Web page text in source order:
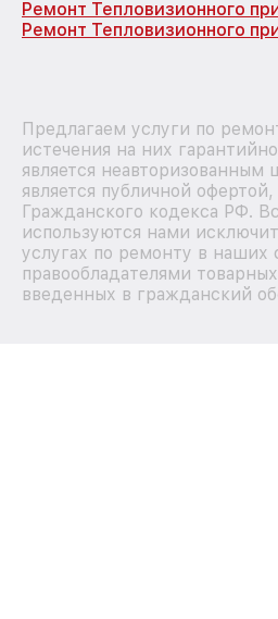
Ремонт Тепловизионного
Ремонт Тепловизионного
Предлагаем услуги по
истечения на них
является
является публичной
Гражданского кодекса РФ.
используются нами
услугах по ремонту в наших
правообладателями
введенных в гражданский